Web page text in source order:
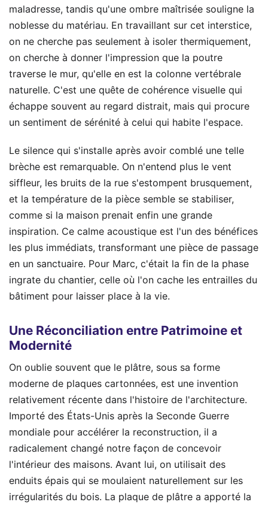
maladresse, tandis qu'une ombre maîtrisée souligne la
noblesse du matériau. En travaillant sur cet interstice,
on ne cherche pas seulement à isoler thermiquement,
on cherche à donner l'impression que la poutre
traverse le mur, qu'elle en est la colonne vertébrale
naturelle. C'est une quête de cohérence visuelle qui
échappe souvent au regard distrait, mais qui procure
un sentiment de sérénité à celui qui habite l'espace.
Le silence qui s'installe après avoir comblé une telle
brèche est remarquable. On n'entend plus le vent
siffleur, les bruits de la rue s'estompent brusquement,
et la température de la pièce semble se stabiliser,
comme si la maison prenait enfin une grande
inspiration. Ce calme acoustique est l'un des bénéfices
les plus immédiats, transformant une pièce de passage
en un sanctuaire. Pour Marc, c'était la fin de la phase
ingrate du chantier, celle où l'on cache les entrailles du
bâtiment pour laisser place à la vie.
Une Réconciliation entre Patrimoine et
Modernité
On oublie souvent que le plâtre, sous sa forme
moderne de plaques cartonnées, est une invention
relativement récente dans l'histoire de l'architecture.
Importé des États-Unis après la Seconde Guerre
mondiale pour accélérer la reconstruction, il a
radicalement changé notre façon de concevoir
l'intérieur des maisons. Avant lui, on utilisait des
enduits épais qui se moulaient naturellement sur les
irrégularités du bois. La plaque de plâtre a apporté la